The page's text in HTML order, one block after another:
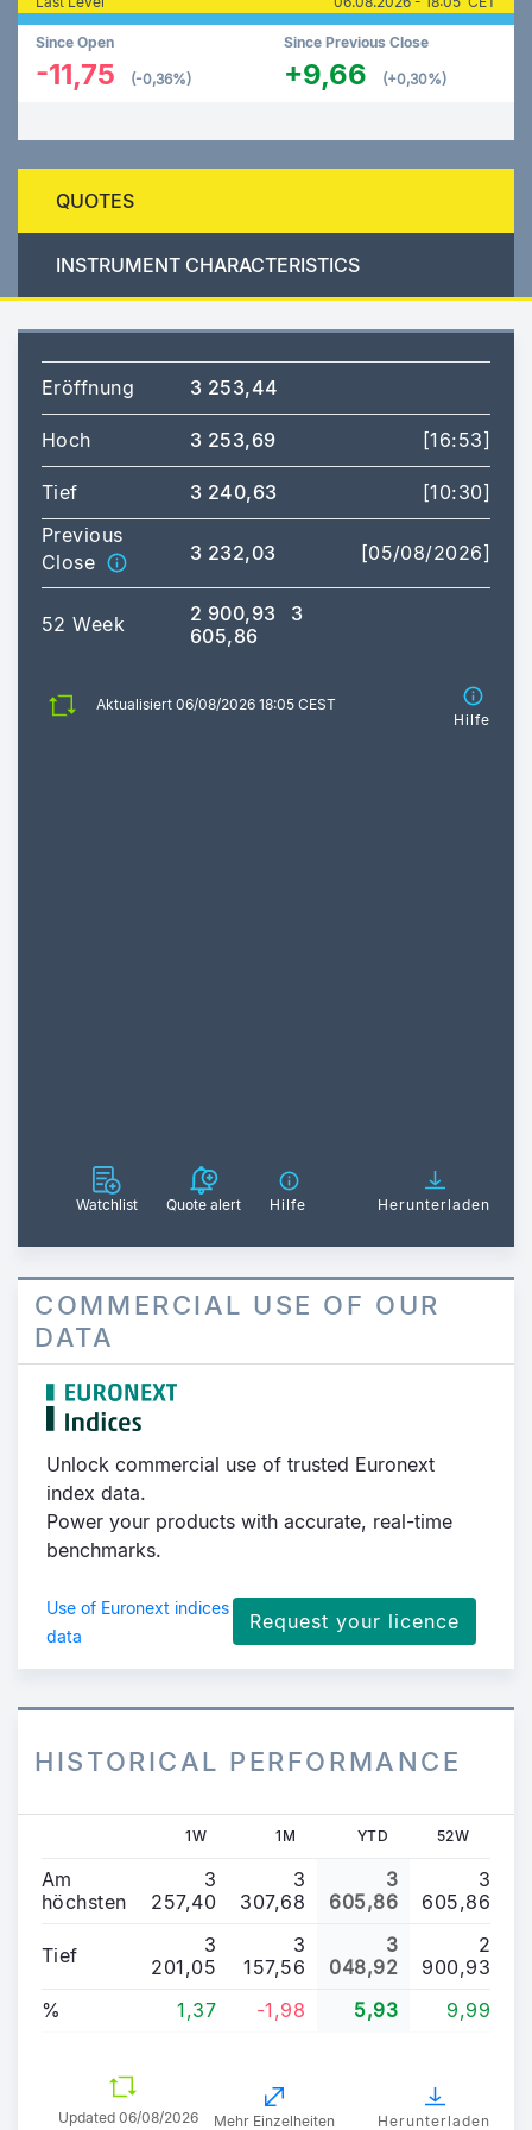
Since Open
-11,75 (-0,36%)
Since Previous Close
+9,66 (+0,30%)
QUOTES
INSTRUMENT CHARACTERISTICS
Eröffnung 3 253,44
Hoch 3 253,69 [16:53]
Tief 3 240,63
[10:30]
Previous
Close
3 232,03 [05/08/2026]
52 Week 2 900,93
3
605,86
Aktualisiert 06/08/2026 18:05 CEST
Hilfe
Watchlist Quote alert Hilfe Herunterladen
COMMERCIAL USE OF OUR
DATA
Unlock commercial use of trusted Euronext
index data.
Power your products with accurate, real-time
benchmarks.
Use of Euronext indices
data
Request your licence
HISTORICAL PERFORMANCE
1W 1M YTD 52W
Am
höchsten
3
257,40
3
307,68
3
605,86
3
605,86
Tief
3
201,05
3
157,56
3
048,92
2
900,93
%
1,37 -1,98 5,93 9,99
Updated 06/08/2026
Mehr Einzelheiten Herunterladen